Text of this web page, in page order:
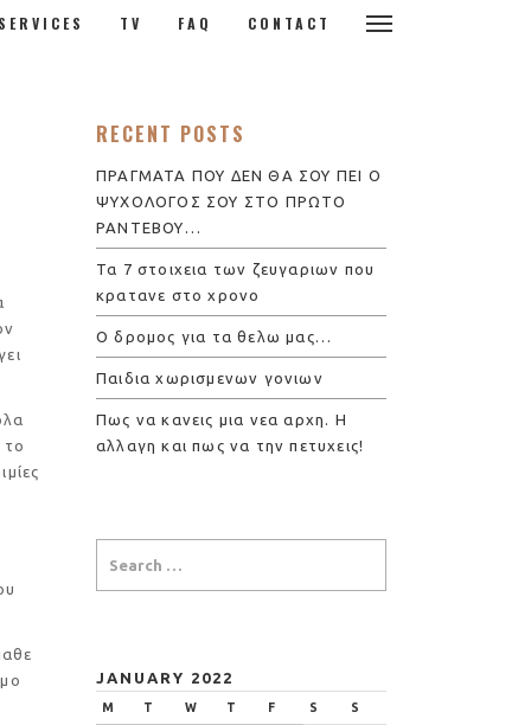
SERVICES TV FAQ CONTACT
το
RECENT POSTS
ΠΡΑΓΜΑΤΑ ΠΟΥ ΔΕΝ ΘΑ ΣΟΥ ΠΕΙ Ο
ΨΥΧΟΛΟΓΟΣ ΣΟΥ ΣΤΟ ΠΡΩΤΟ
ΡΑΝΤΕΒΟΥ…
Τα 7 στοιχεια των ζευγαριων που
κρατανε στο χρονο
Ο δρομος για τα θελω μας…
Παιδια χωρισμενων γονιων
Πως να κανεις μια νεα αρχη. Η
αλλαγη και πως να την πετυχεις!
JANUARY 2022
M T W T F S S